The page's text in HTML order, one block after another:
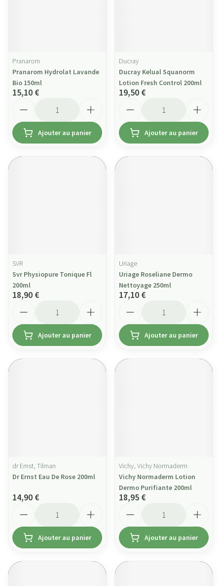
Pranarom
Pranarom Hydrolat Lavande
Bio 150ml
15,10 €
Ajouter au panier
Ducray
Ducray Kelual Squanorm
Lotion Fresh Control 200ml
19,50 €
Ajouter au panier
SVR
Svr Physiopure Tonique Fl
200ml
18,90 €
Ajouter au panier
Uriage
Uriage Roseliane Dermo
Nettoyage 250ml
17,10 €
Ajouter au panier
dr Ernst, Tilman
Dr Ernst Eau De Rose 200ml
14,90 €
Ajouter au panier
Vichy, Vichy Normaderm
Vichy Normaderm Lotion
Dermo Purifiante 200ml
18,95 €
Ajouter au panier